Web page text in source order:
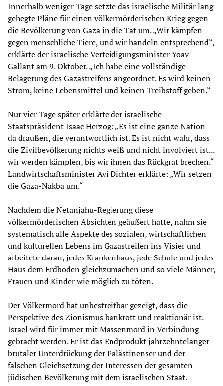
Innerhalb weniger Tage setzte das israelische Militär lang
gehegte Pläne für einen völkermörderischen Krieg gegen
die Bevölkerung von Gaza in die Tat um. „Wir kämpfen
gegen menschliche Tiere, und wir handeln entsprechend“,
erklärte der israelische Verteidigungsminister Yoav
Gallant am 9. Oktober. „Ich habe eine vollständige
Belagerung des Gazastreifens angeordnet. Es wird keinen
Strom, keine Lebensmittel und keinen Treibstoff geben.“
Nur vier Tage später erklärte der israelische
Staatspräsident Isaac Herzog: „Es ist eine ganze Nation
da draußen, die verantwortlich ist. Es ist nicht wahr, dass
die Zivilbevölkerung nichts weiß und nicht involviert ist...
wir werden kämpfen, bis wir ihnen das Rückgrat brechen.“
Landwirtschaftsminister Avi Dichter erklärte: „Wir setzen
die Gaza-Nakba um.“
Nachdem die Netanjahu-Regierung diese
völkermörderischen Absichten geäußert hatte, nahm sie
systematisch alle Aspekte des sozialen, wirtschaftlichen
und kulturellen Lebens im Gazastreifen ins Visier und
arbeitete daran, jedes Krankenhaus, jede Schule und jedes
Haus dem Erdboden gleichzumachen und so viele Männer,
Frauen und Kinder wie möglich zu töten.
Der Völkermord hat unbestreitbar gezeigt, dass die
Perspektive des Zionismus bankrott und reaktionär ist.
Israel wird für immer mit Massenmord in Verbindung
gebracht werden. Er ist das Endprodukt jahrzehntelanger
brutaler Unterdrückung der Palästinenser und der
falschen Gleichsetzung der Interessen der gesamten
jüdischen Bevölkerung mit dem israelischen Staat.